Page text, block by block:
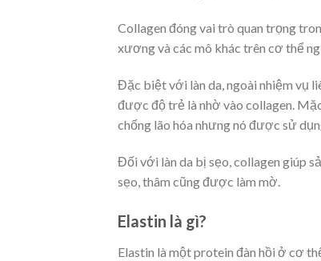
Collagen đóng vai trò quan trọng
xương và các mô khác trên cơ thể
Đặc biệt với làn da, ngoài nhiệm vụ
được độ trẻ là nhờ vào collagen.
chống lão hóa nhưng nó được sử
Đối với làn da bị sẹo, collagen giúp
sẹo, thâm cũng được làm mờ.
Elastin là gì?
Elastin là một protein đàn hồi ở cơ